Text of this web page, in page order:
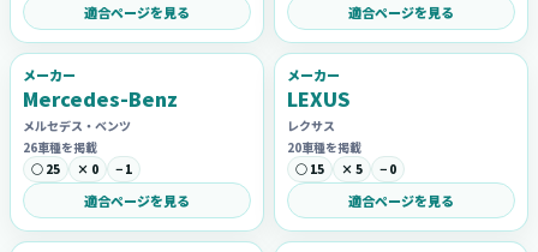
適合ページを見る 適合ページを見る
メーカー
Mercedes-Benz
メルセデス・ベンツ
26車種を掲載
○ 25
× 0 − 1
適合ページを見る
メーカー
LEXUS
レクサス
20車種を掲載
○ 15
× 5 − 0
適合ページを見る